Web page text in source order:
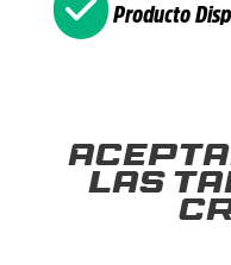
Producto
las